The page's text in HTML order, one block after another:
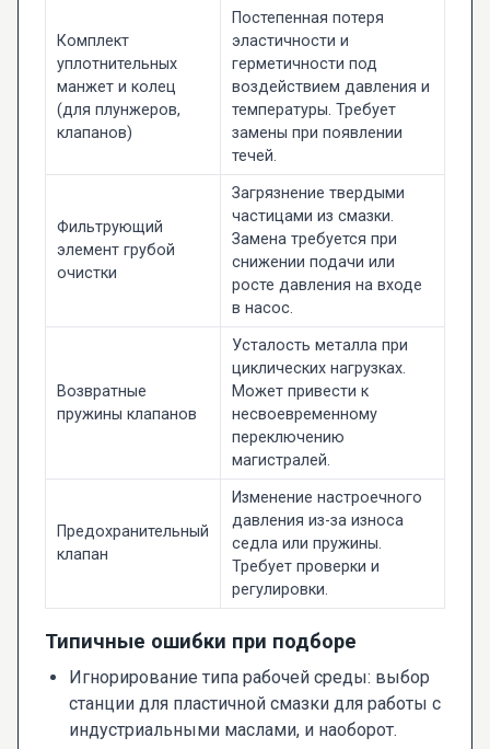
Комплект
уплотнительных
манжет и колец
(для плунжеров,
клапанов)
Постепенная потеря
эластичности и
герметичности под
воздействием давления и
температуры. Требует
замены при появлении
течей.
Фильтрующий
элемент грубой
очистки
Загрязнение твердыми
частицами из смазки.
Замена требуется при
снижении подачи или
росте давления на входе
в насос.
Возвратные
пружины клапанов
Усталость металла при
циклических нагрузках.
Может привести к
несвоевременному
переключению
магистралей.
Предохранительный
клапан
Изменение настроечного
давления из-за износа
седла или пружины.
Требует проверки и
регулировки.
Типичные ошибки при подборе
Игнорирование типа рабочей среды: выбор
станции для пластичной смазки для работы с
индустриальными маслами, и наоборот.